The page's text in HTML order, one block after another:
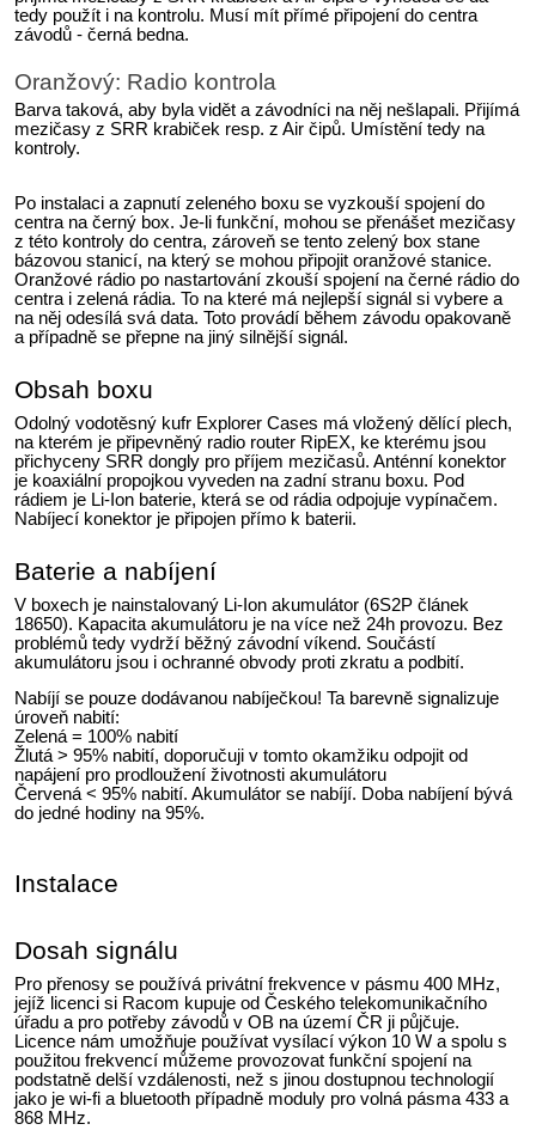
tedy použít i na kontrolu. Musí mít přímé připojení do centra
závodů - černá bedna.
Oranžový: Radio kontrola
Barva taková, aby byla vidět a závodníci na něj nešlapali. Přijímá
mezičasy z SRR krabiček resp. z Air čipů. Umístění tedy na
kontroly.
Po instalaci a zapnutí zeleného boxu se vyzkouší spojení do
centra na černý box. Je-li funkční, mohou se přenášet mezičasy
z této kontroly do centra, zároveň se tento zelený box stane
bázovou stanicí, na který se mohou připojit oranžové stanice.
Oranžové rádio po nastartování zkouší spojení na černé rádio do
centra i zelená rádia. To na které má nejlepší signál si vybere a
na něj odesílá svá data. Toto provádí během závodu opakovaně
a případně se přepne na jiný silnější signál.
Obsah boxu
Odolný vodotěsný kufr Explorer Cases má vložený dělící plech,
na kterém je připevněný radio router RipEX, ke kterému jsou
přichyceny SRR dongly pro příjem mezičasů. Anténní konektor
je koaxiální propojkou vyveden na zadní stranu boxu. Pod
rádiem je Li-Ion baterie, která se od rádia odpojuje vypínačem.
Nabíjecí konektor je připojen přímo k baterii.
Baterie a nabíjení
V boxech je nainstalovaný Li-Ion akumulátor (6S2P článek
18650). Kapacita akumulátoru je na více než 24h provozu. Bez
problémů tedy vydrží běžný závodní víkend. Součástí
akumulátoru jsou i ochranné obvody proti zkratu a podbití.
Nabíjí se pouze dodávanou nabíječkou! Ta barevně signalizuje
úroveň nabití:
Zelená = 100% nabití
Žlutá > 95% nabití, doporučuji v tomto okamžiku odpojit od
napájení pro prodloužení životnosti akumulátoru
Červená < 95% nabití. Akumulátor se nabíjí. Doba nabíjení bývá
do jedné hodiny na 95%.
Instalace
Dosah signálu
Pro přenosy se používá privátní frekvence v pásmu 400 MHz,
jejíž licenci si Racom kupuje od Českého telekomunikačního
úřadu a pro potřeby závodů v OB na území ČR ji půjčuje.
Licence nám umožňuje používat vysílací výkon 10 W a spolu s
použitou frekvencí můžeme provozovat funkční spojení na
podstatně delší vzdálenosti, než s jinou dostupnou technologií
jako je wi-fi a bluetooth případně moduly pro volná pásma 433 a
868 MHz.